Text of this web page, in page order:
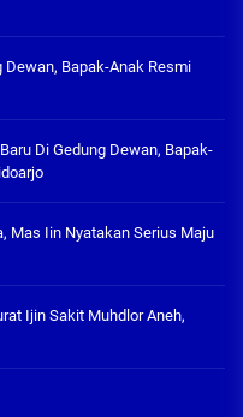
Dewan, Bapak-Anak Resmi
Di Gedung Dewan, Bapak-
Mas Iin Nyatakan Serius Maju
Ijin Sakit Muhdlor Aneh,